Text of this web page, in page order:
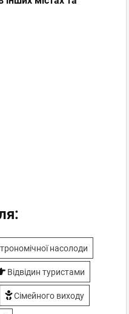
насолоди
Відвідин туристами
Сімейного виходу